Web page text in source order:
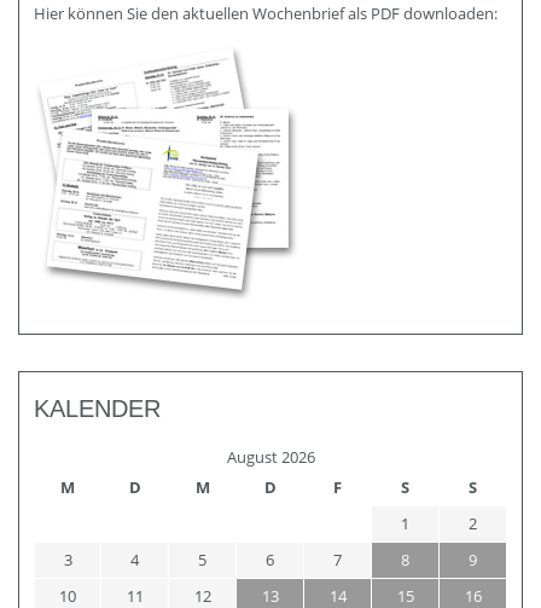
Hier können Sie den aktuellen Wochenbrief als PDF downloaden:
KALENDER
August 2026
M
D M D F S
S
1
2
3
4 5 6 7 8
9
10
11 12 13 14 15
16